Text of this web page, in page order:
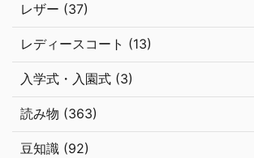
レザー (37)
レディースコート (13)
入学式・入園式 (3)
読み物 (363)
豆知識 (92)